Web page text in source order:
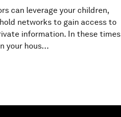
can leverage your children,
networks to gain access to
information. In these times
your hous...